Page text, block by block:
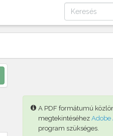
A PDF formátumú
megtekintéséhez Adobe
program szükséges.